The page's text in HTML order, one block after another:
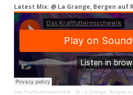
Latest Mix: @ La Grange, Bergen auf
Das Kraftfuttermischwerk · @ La Grange, Bergen